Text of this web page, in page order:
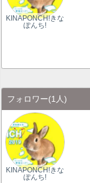
KINAPONCH!きな
ぽんち!
フォロワー(1人)
KINAPONCH!きな
ぽんち!